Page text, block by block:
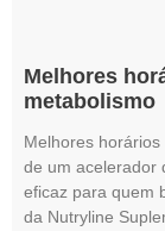
Melhores
metabolismo
Melhores
de um acelerador
eficaz para quem
da Nutryline